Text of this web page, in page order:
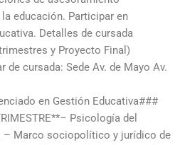
educación. Participar en
Detalles de cursada
y Proyecto Final)
de cursada: Sede Av. de Mayo Av.
en Gestión Educativa###
Psicología del
– Marco sociopolítico y jurídico de